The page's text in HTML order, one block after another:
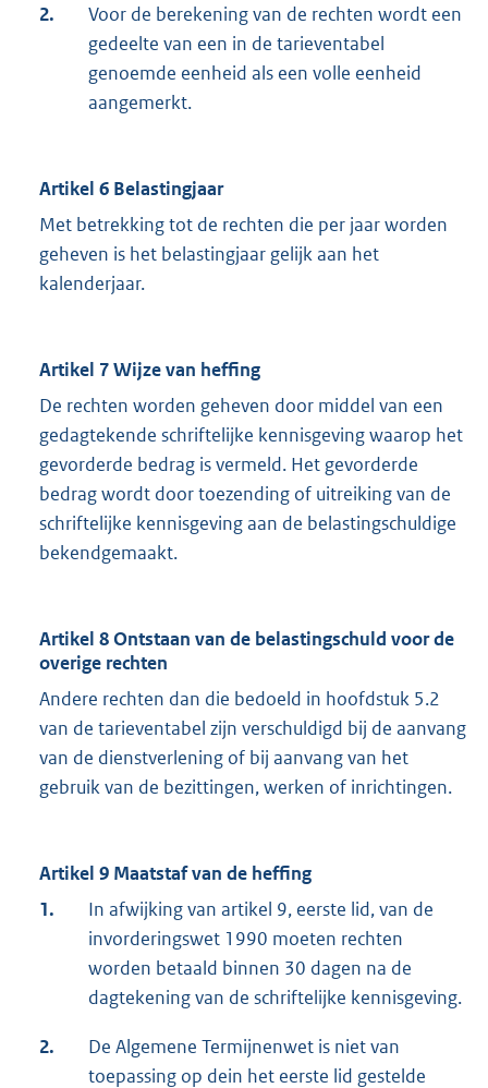
2.
Voor de berekening van de rechten wordt een
gedeelte van een in de tarieventabel
genoemde eenheid als een volle eenheid
aangemerkt.
Artikel 6 Belastingjaar
Met betrekking tot de rechten die per jaar worden
geheven is het belastingjaar gelijk aan het
kalenderjaar.
Artikel 7 Wijze van heffing
De rechten worden geheven door middel van een
gedagtekende schriftelijke kennisgeving waarop het
gevorderde bedrag is vermeld. Het gevorderde
bedrag wordt door toezending of uitreiking van de
schriftelijke kennisgeving aan de belastingschuldige
bekendgemaakt.
Artikel 8 Ontstaan van de belastingschuld voor de
overige rechten
Andere rechten dan die bedoeld in hoofdstuk 5.2
van de tarieventabel zijn verschuldigd bij de aanvang
van de dienstverlening of bij aanvang van het
gebruik van de bezittingen, werken of inrichtingen.
Artikel 9 Maatstaf van de heffing
1.
In afwijking van artikel 9, eerste lid, van de
invorderingswet 1990 moeten rechten
worden betaald binnen 30 dagen na de
dagtekening van de schriftelijke kennisgeving.
2.
De Algemene Termijnenwet is niet van
toepassing op dein het eerste lid gestelde